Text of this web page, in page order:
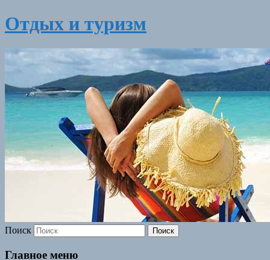
Отдых и туризм
Поиск
Главное меню